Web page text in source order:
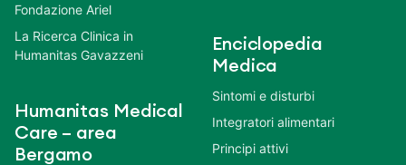
Fondazione Ariel
La Ricerca Clinica in
Humanitas Gavazzeni
Humanitas Medical
Care – area
Bergamo
Enciclopedia
Medica
Sintomi e disturbi
Integratori alimentari
Principi attivi